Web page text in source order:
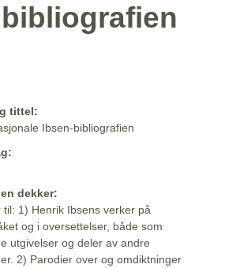
tittel:
Ibsen-bibliografien
dekker:
til: 1) Henrik Ibsens verker på
og i oversettelser, både som
utgivelser og deler av andre
2) Parodier over og omdiktninger